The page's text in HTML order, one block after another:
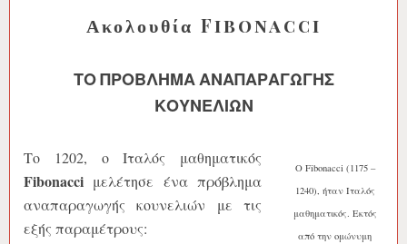
Ακολουθία Fibonacci
ΤΟ ΠΡΌΒΛΗΜΑ ΑΝΑΠΑΡΑΓΩΓΉΣ
ΚΟΥΝΕΛΙΏΝ
Ο Fibonacci (1175 –
1240), ήταν Ιταλός
μαθηματικός. Εκτός
από την ομώνυμη
Το 1202, ο Ιταλός μαθηματικός
Fibonacci μελέτησε ένα πρόβλημα
αναπαραγωγής κουνελιών με τις
εξής παραμέτρους: